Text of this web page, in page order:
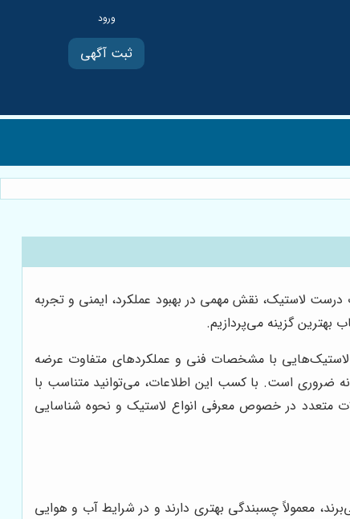
ثبت آگهی
لاستیک، نقش مهمی در بهبود عملکرد، ایمنی و تجربه
بهترین گزینه می‌پردازیم.
لاستیک‌هایی با مشخصات فنی و عملکردهای متفاوت عرضه
ضروری است. با کسب این اطلاعات، می‌توانید متناسب با
متعدد در خصوص معرفی انواع لاستیک و نحوه شناسایی
معمولاً چسبندگی بهتری دارند و در شرایط آب و هوایی